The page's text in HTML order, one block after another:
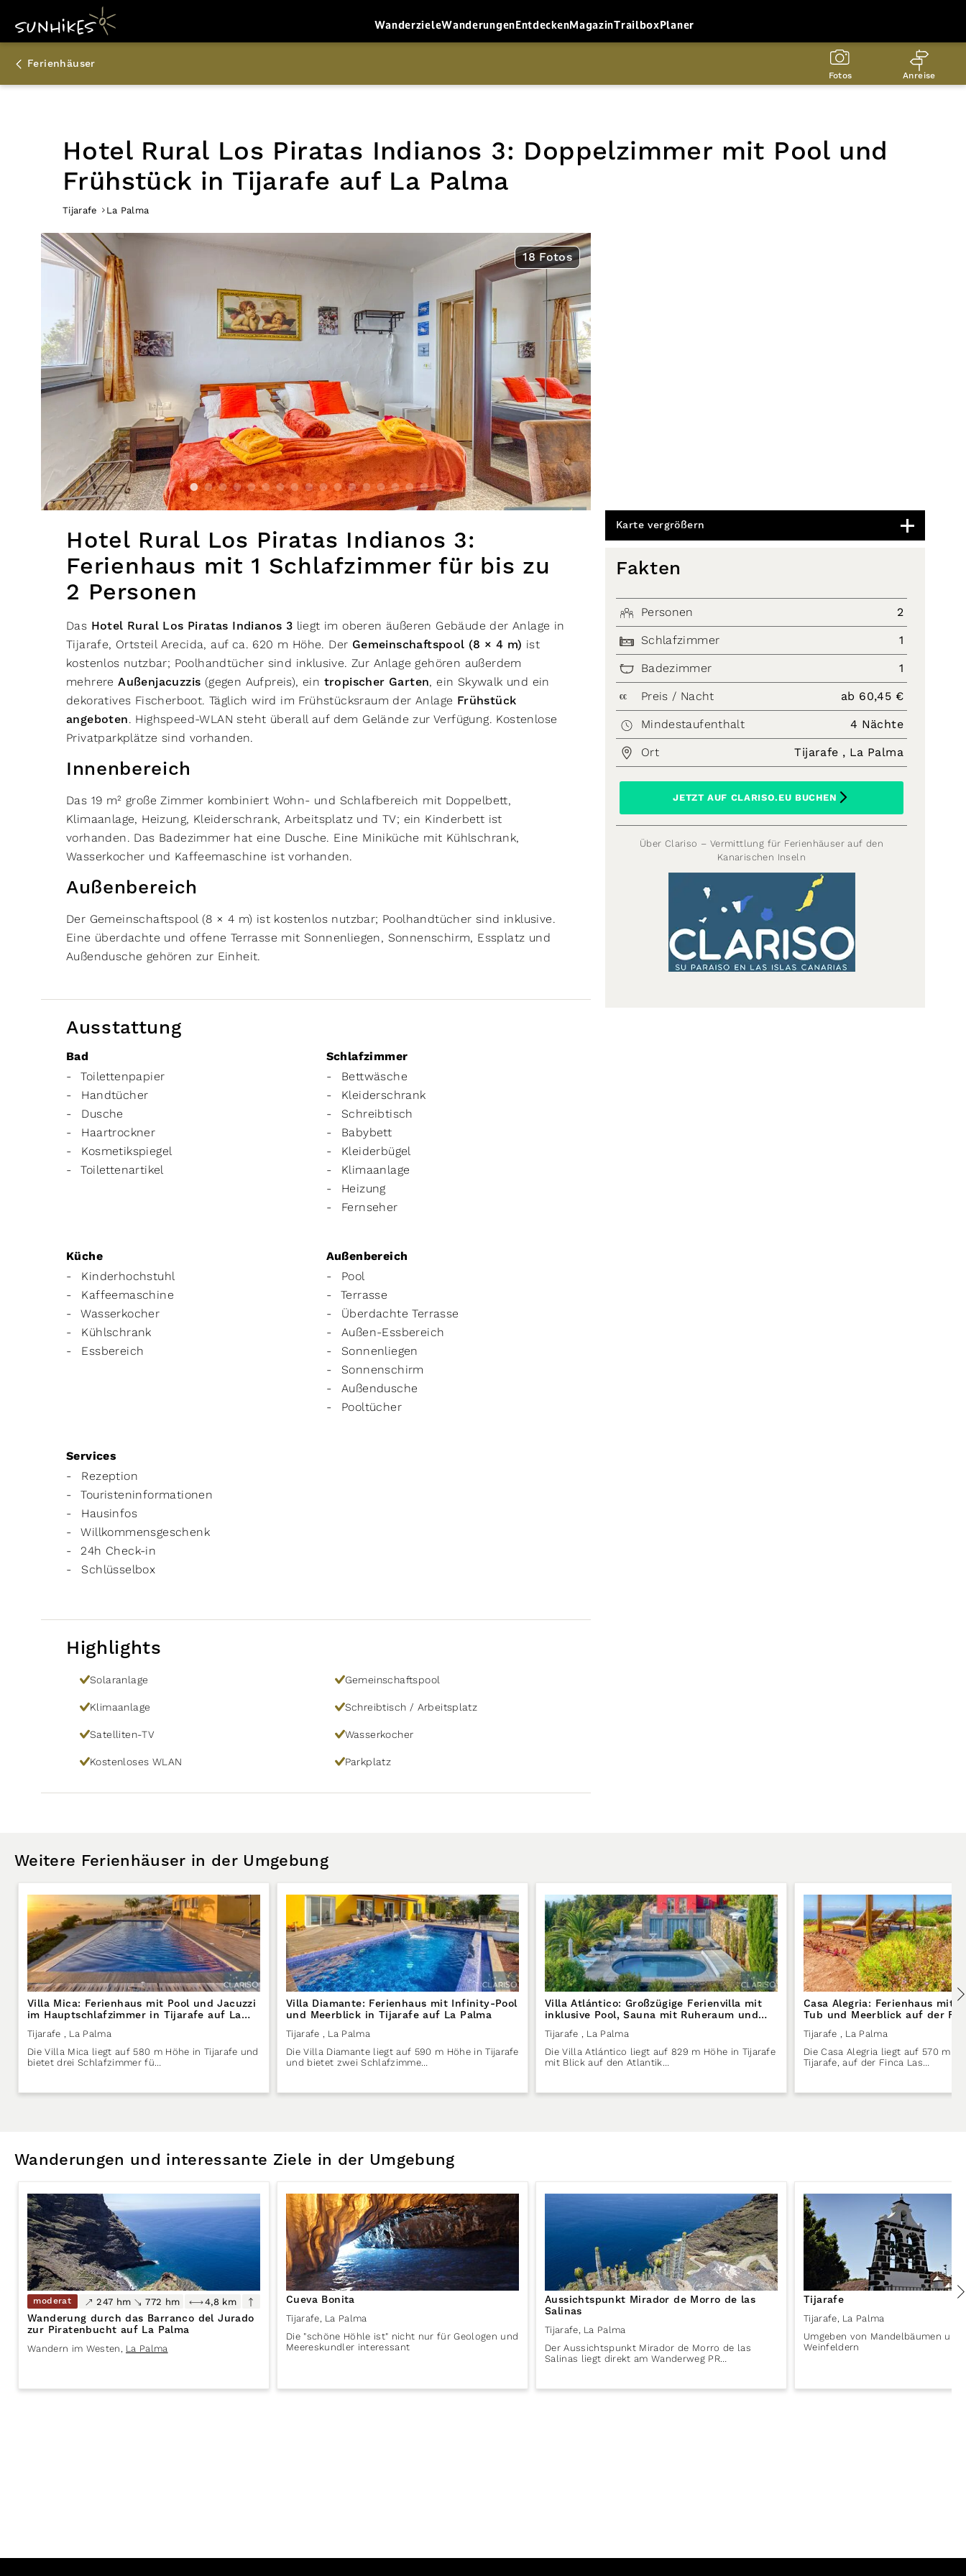
WanderzieleWanderungenEntdeckenMagazinTrailboxPlaner
Ferienhäuser
Fotos Anreise
Hotel Rural Los Piratas Indianos 3: Doppelzimmer mit Pool und
Frühstück in Tijarafe auf La Palma
Tijarafe La Palma
18 Fotos
Hotel Rural Los Piratas Indianos 3:
Ferienhaus mit 1 Schlafzimmer für bis zu
2 Personen
Das Hotel Rural Los Piratas Indianos 3 liegt im oberen äußeren Gebäude der Anlage in
Tijarafe, Ortsteil Arecida, auf ca. 620 m Höhe. Der Gemeinschaftspool (8 × 4 m) ist
kostenlos nutzbar; Poolhandtücher sind inklusive. Zur Anlage gehören außerdem
mehrereAußenjacuzzis (gegen Aufpreis), ein tropischer Garten, ein Skywalk und ein
dekoratives Fischerboot. Täglich wird im Frühstücksraum der Anlage Frühstück
angeboten. Highspeed-WLAN steht überall auf dem Gelände zur Verfügung. Kostenlose
Privatparkplätze sind vorhanden.
Innenbereich
Das 19 m² große Zimmer kombiniert Wohn- und Schlafbereich mit Doppelbett,
Klimaanlage, Heizung, Kleiderschrank, Arbeitsplatz und TV; ein Kinderbett ist
vorhanden. Das Badezimmer hat eine Dusche. Eine Miniküche mit Kühlschrank,
Wasserkocher und Kaffeemaschine ist vorhanden.
Außenbereich
Der Gemeinschaftspool (8 × 4 m) ist kostenlos nutzbar; Poolhandtücher sind inklusive.
Eine überdachte und offene Terrasse mit Sonnenliegen, Sonnenschirm, Essplatz und
Außendusche gehören zur Einheit.
Ausstattung
Bad
Toilettenpapier
Handtücher
Dusche
Haartrockner
Kosmetikspiegel
Toilettenartikel
Schlafzimmer
Bettwäsche
Kleiderschrank
Schreibtisch
Babybett
Kleiderbügel
Klimaanlage
Heizung
Fernseher
Küche
Kinderhochstuhl
Kaffeemaschine
Wasserkocher
Kühlschrank
Essbereich
Außenbereich
Pool
Terrasse
Überdachte Terrasse
Außen-Essbereich
Sonnenliegen
Sonnenschirm
Außendusche
Pooltücher
Services
Rezeption
Touristeninformationen
Hausinfos
Willkommensgeschenk
24h Check-in
Schlüsselbox
Highlights
Solaranlage Gemeinschaftspool
Klimaanlage Schreibtisch / Arbeitsplatz
Satelliten-TV Wasserkocher
Kostenloses WLAN Parkplatz
Karte vergrößern
Fakten
Personen 2
Schlafzimmer 1
Badezimmer 1
€€ Preis / Nacht ab 60,45 €
Mindestaufenthalt 4 Nächte
Ort Tijarafe , La Palma
JETZT AUF CLARISO.EU BUCHEN
Über Clariso – Vermittlung für Ferienhäuser auf den
Kanarischen Inseln
Weitere Ferienhäuser in der Umgebung
Villa Mica: Ferienhaus mit Pool und Jacuzzi
im Hauptschlafzimmer in Tijarafe auf La
Palma
Tijarafe , La Palma
Die Villa Mica liegt auf 580 m Höhe in Tijarafe und
bietet drei Schlafzimmer fü…
Villa Diamante: Ferienhaus mit Infinity-Pool
und Meerblick in Tijarafe auf La Palma
Tijarafe , La Palma
Die Villa Diamante liegt auf 590 m Höhe in Tijarafe
und bietet zwei Schlafzimme…
Villa Atlántico: Großzügige Ferienvilla mit
inklusive Pool, Sauna mit Ruheraum und
Caldeira-Blick in Tijarafe auf La Palma
Tijarafe , La Palma
Die Villa Atlántico liegt auf 829 m Höhe in Tijarafe
mit Blick auf den Atlantik…
Casa Alegria: Ferienhaus mit
Tub und Meerblick auf der
Prinsas in Tijarafe auf La
Tijarafe , La Palma
Die Casa Alegria liegt auf 570 m
Tijarafe, auf der Finca Las…
Wanderungen und interessante Ziele in der Umgebung
moderat 247 hm 772 hm 4,8 km
Wanderung durch das Barranco del Jurado
zur Piratenbucht auf La Palma
Wandern im Westen , La Palma
Cueva Bonita
Tijarafe, La Palma
Die "schöne Höhle ist" nicht nur für Geologen und
Meereskundler interessant
Aussichtspunkt Mirador de Morro de las
Salinas
Tijarafe, La Palma
Der Aussichtspunkt Mirador de Morro de las
Salinas liegt direkt am Wanderweg PR…
Tijarafe
Tijarafe, La Palma
Umgeben von Mandelbäumen
Weinfeldern